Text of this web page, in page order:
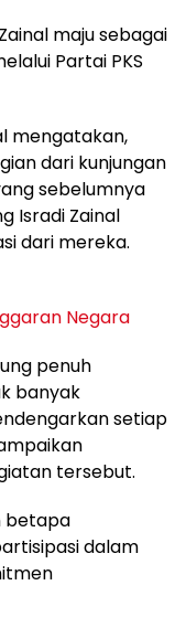
maju sebagai
Partai PKS
mengatakan,
dari kunjungan
sebelumnya
Isradi Zainal
dari mereka.
Negara
penuh
banyak
setiap
tersebut.
betapa
dalam